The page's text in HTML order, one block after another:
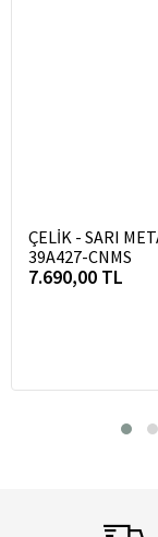
ÇELİK - SARI
39A427-CNMS
7.690,00 TL